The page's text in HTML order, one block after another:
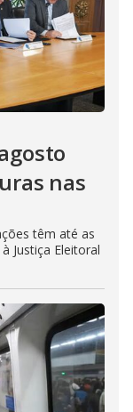
nas
têm até as
Justiça Eleitoral